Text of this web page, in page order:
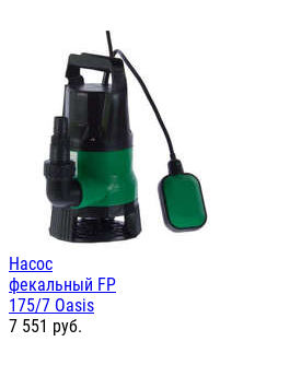
Насос
фекальный FP
175/7 Oasis
7 551 руб.